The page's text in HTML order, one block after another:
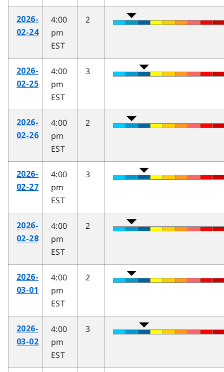
2026-
02-24
4:00
pm
EST
2
2026-
02-25
4:00
pm
EST
3
2026-
02-26
4:00
pm
EST
2
2026-
02-27
4:00
pm
EST
3
2026-
02-28
4:00
pm
EST
2
2026-
03-01
4:00
pm
EST
2
2026-
03-02
4:00
pm
EST
3